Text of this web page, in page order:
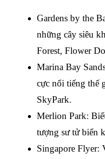
Gardens by the
những cây siêu
Forest, Flower
Marina Bay
cực nổi tiếng thế
SkyPark.
Merlion Park:
tượng sư tử biển
Singapore Flyer: